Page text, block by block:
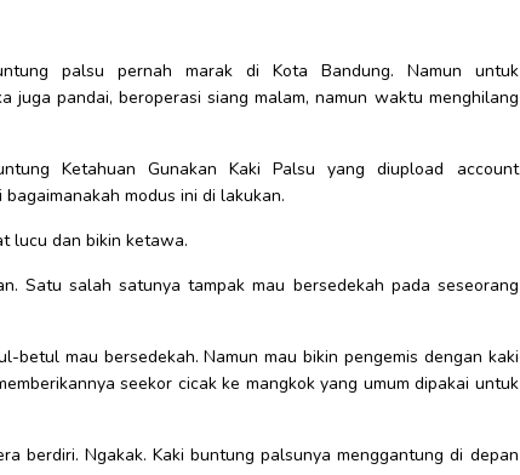
palsu pernah marak di Kota Bandung. Namun untuk
juga pandai, beroperasi siang malam, namun waktu menghilang
Ketahuan Gunakan Kaki Palsu yang diupload account
modus ini di lakukan.
lucu dan bikin ketawa.
Satu salah satunya tampak mau bersedekah pada seseorang
mau bersedekah. Namun mau bikin pengemis dengan kaki
seekor cicak ke mangkok yang umum dipakai untuk
berdiri. Ngakak. Kaki buntung palsunya menggantung di depan